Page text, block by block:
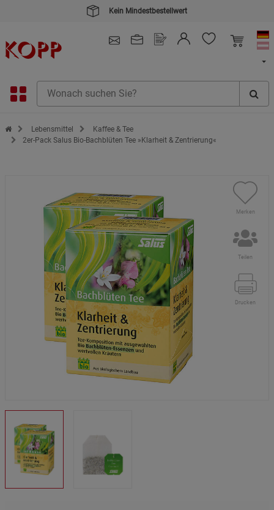
Kein Mindestbestellwert
Zur Startseite des Kopp Verlag Online-Shop
Lebensmittel
Kaffee & Tee
2er-Pack Salus Bio-Bachblüten Tee »Klarheit & Zentrierung«
Merken
Teilen
Drucken